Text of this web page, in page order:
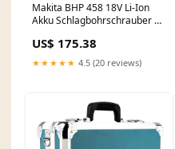
Makita BHP 458 18V Li-Ion
Akku Schlagbohrschrauber &
Schlagschrauber SET C - K - F.
Jabea
US$ 175.38
★★★★★ 4.5 (20 reviews)